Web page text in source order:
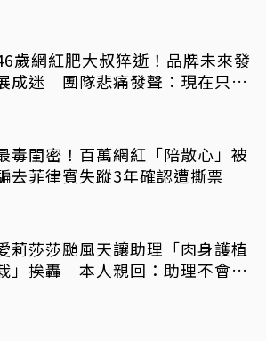
歲網紅肥大叔猝逝！品牌未來發
成迷 團隊悲痛發聲：現在只想
毒閨密！百萬網紅「陪散心」被
去菲律賓失蹤3年確認遭撕票
莉莎莎颱風天讓助理「肉身護植
」挨轟 本人親回：助理不會被